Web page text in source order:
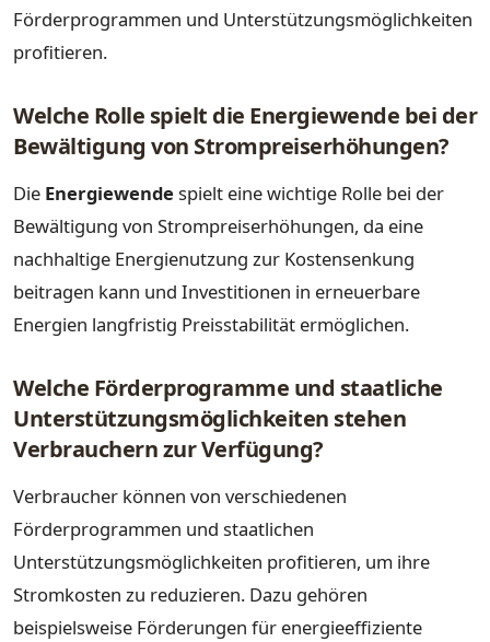
Förderprogrammen und Unterstützungsmöglichkeiten
profitieren.
Welche Rolle spielt die Energiewende bei der
Bewältigung von Strompreiserhöhungen?
Die Energiewende spielt eine wichtige Rolle bei der
Bewältigung von Strompreiserhöhungen, da eine
nachhaltige Energienutzung zur Kostensenkung
beitragen kann und Investitionen in erneuerbare
Energien langfristig Preisstabilität ermöglichen.
Welche Förderprogramme und staatliche
Unterstützungsmöglichkeiten stehen
Verbrauchern zur Verfügung?
Verbraucher können von verschiedenen
Förderprogrammen und staatlichen
Unterstützungsmöglichkeiten profitieren, um ihre
Stromkosten zu reduzieren. Dazu gehören
beispielsweise Förderungen für energieeffiziente